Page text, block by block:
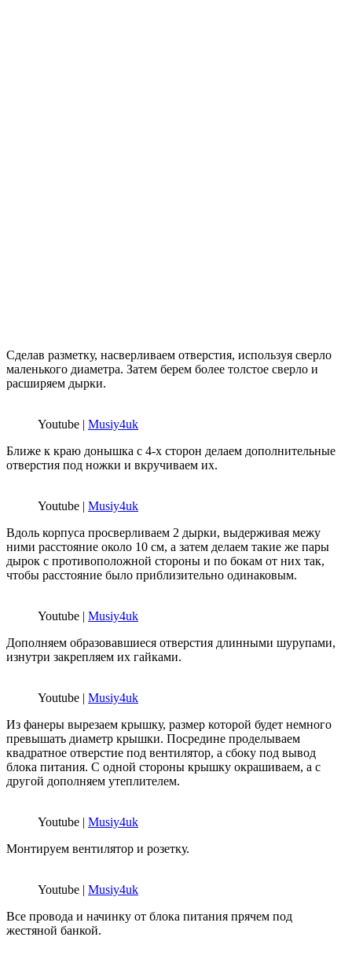
Сделав разметку, насверливаем отверстия, используя сверло
маленького диаметра. Затем берем более толстое сверло и
расширяем дырки.
Youtube | Musiy4uk
Ближе к краю донышка с 4-х сторон делаем дополнительные
отверстия под ножки и вкручиваем их.
Youtube | Musiy4uk
Вдоль корпуса просверливаем 2 дырки, выдерживая межу
ними расстояние около 10 см, а затем делаем такие же пары
дырок с противоположной стороны и по бокам от них так,
чтобы расстояние было приблизительно одинаковым.
Youtube | Musiy4uk
Дополняем образовавшиеся отверстия длинными шурупами,
изнутри закрепляем их гайками.
Youtube | Musiy4uk
Из фанеры вырезаем крышку, размер которой будет немного
превышать диаметр крышки. Посредине проделываем
квадратное отверстие под вентилятор, а сбоку под вывод
блока питания. С одной стороны крышку окрашиваем, а с
другой дополняем утеплителем.
Youtube | Musiy4uk
Монтируем вентилятор и розетку.
Youtube | Musiy4uk
Все провода и начинку от блока питания прячем под
жестяной банкой.